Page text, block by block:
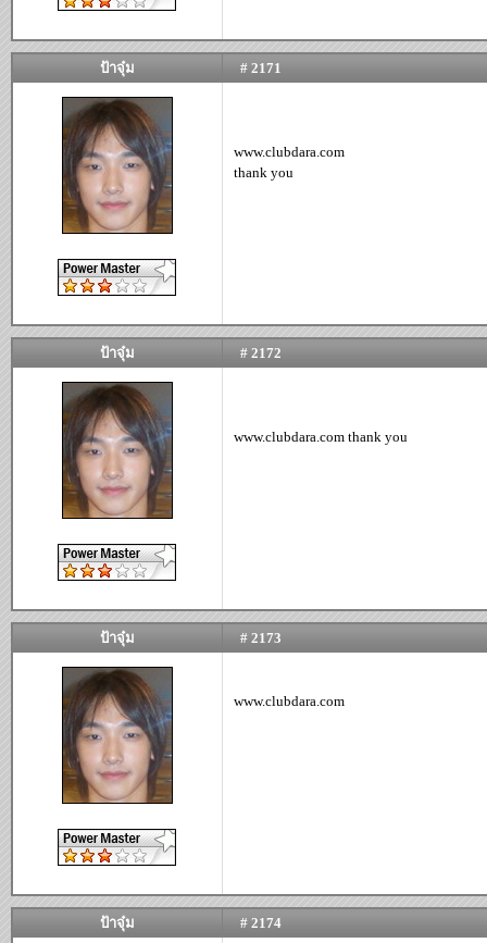
ป้าจุ๋ม # 2171
www.clubdara.com
thank you
ป้าจุ๋ม # 2172
www.clubdara.com thank you
ป้าจุ๋ม # 2173
www.clubdara.com
ป้าจุ๋ม # 2174